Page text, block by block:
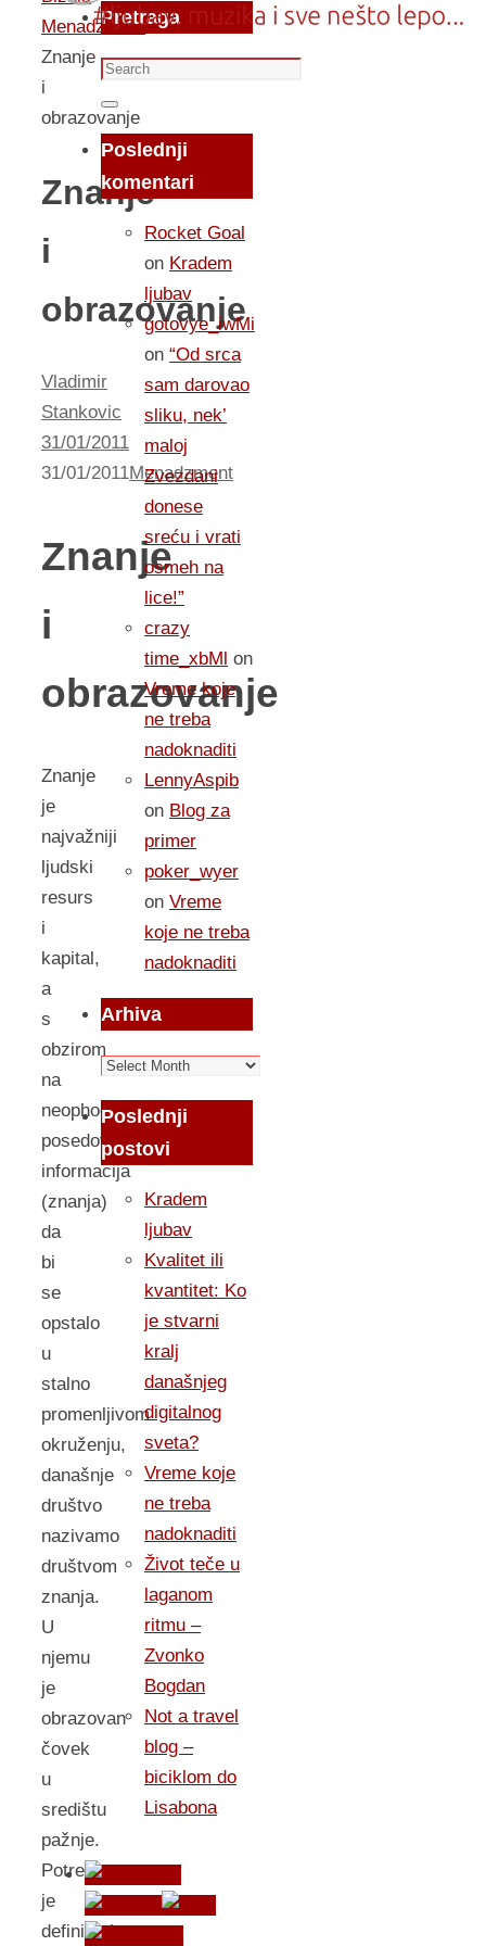
Menadzment
Znanje
i
obrazovanje
Znanje
i
obrazovanje
Vladimir
Stankovic
31/01/2011
31/01/2011Menadzment
Znanje
i
obrazovanje
Znanje
je
najvažniji
ljudski
resurs
i
kapital,
a
s
obzirom
na
neophodnost
posedovanja
informacija
(znanja)
da
bi
se
opstalo
u
stalno
promenljivom
okruženju,
današnje
društvo
nazivamo
društvom
znanja.
U
njemu
je
obrazovan
čovek
u
središtu
pažnje.
Potrebno
je
definisati
Pretraga
Search
for:
Search
Poslednji
komentari
Rocket Goal
on Kradem
ljubav
gotovye_iwMi
on “Od srca
sam darovao
sliku, nek’
maloj
Zvezdani
donese
sreću i vrati
osmeh na
lice!”
crazy
time_xbMl on
Vreme koje
ne treba
nadoknaditi
LennyAspib
on Blog za
primer
poker_wyer
on Vreme
koje ne treba
nadoknaditi
Arhiva
Arhiva
Poslednji
postovi
Kradem
ljubav
Kvalitet ili
kvantitet: Ko
je stvarni
kralj
današnjeg
digitalnog
sveta?
Vreme koje
ne treba
nadoknaditi
Život teče u
laganom
ritmu –
Zvonko
Bogdan
Not a travel
blog –
biciklom do
Lisabona